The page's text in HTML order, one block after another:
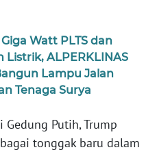
Watt PLTS dan
Listrik, ALPERKLINAS
Lampu Jalan
Tenaga Surya
Putih, Trump
tonggak baru dalam